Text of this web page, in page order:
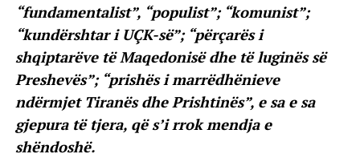
“fundamentalist”, “populist”; “komunist”;
“kundërshtar i UÇK-së”; “përçarës i
shqiptarëve të Maqedonisë dhe të luginës së
Preshevës”; “prishës i marrëdhënieve
ndërmjet Tiranës dhe Prishtinës”, e sa e sa
gjepura të tjera, që s’i rrok mendja e
shëndoshë.